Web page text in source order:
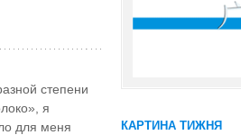
степени
я
для меня
КАРТИНА ТИЖНЯ